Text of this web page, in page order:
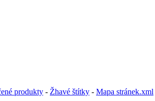
produkty - Žhavé štítky - Mapa stránek.xml